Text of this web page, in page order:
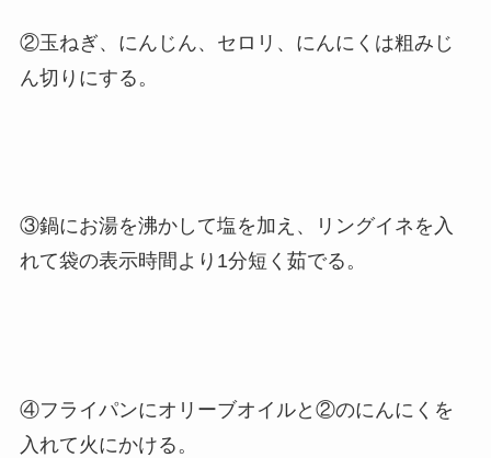
②玉ねぎ、にんじん、セロリ、にんにくは粗みじ
ん切りにする。
③鍋にお湯を沸かして塩を加え、リングイネを入
れて袋の表示時間より1分短く茹でる。
④フライパンにオリーブオイルと②のにんにくを
入れて火にかける。